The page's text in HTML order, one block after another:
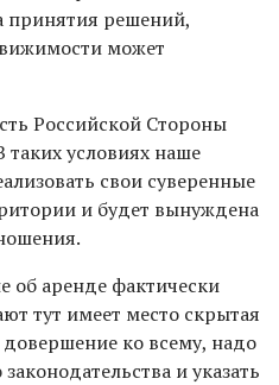
принятия решений,
может
Российской Стороны
условиях наше
свои суверенные
и будет вынуждена
об аренде фактически
тут имеет место скрытая
ко всему, надо
и указать